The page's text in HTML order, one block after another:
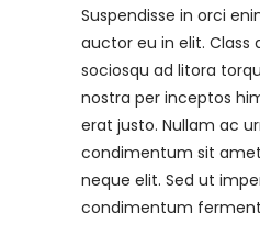
Suspendisse in orci
auctor eu in elit.
sociosqu ad litora
nostra per inceptos
erat justo. Nullam ac
condimentum sit
neque elit. Sed ut
condimentum